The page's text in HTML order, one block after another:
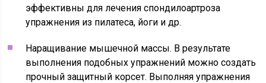
эффективны для лечения спондилоартроза
упражнения из пилатеса, йоги и др.
Наращивание мышечной массы. В результате
выполнения подобных упражнений можно создать
прочный защитный корсет. Выполняя упражнения